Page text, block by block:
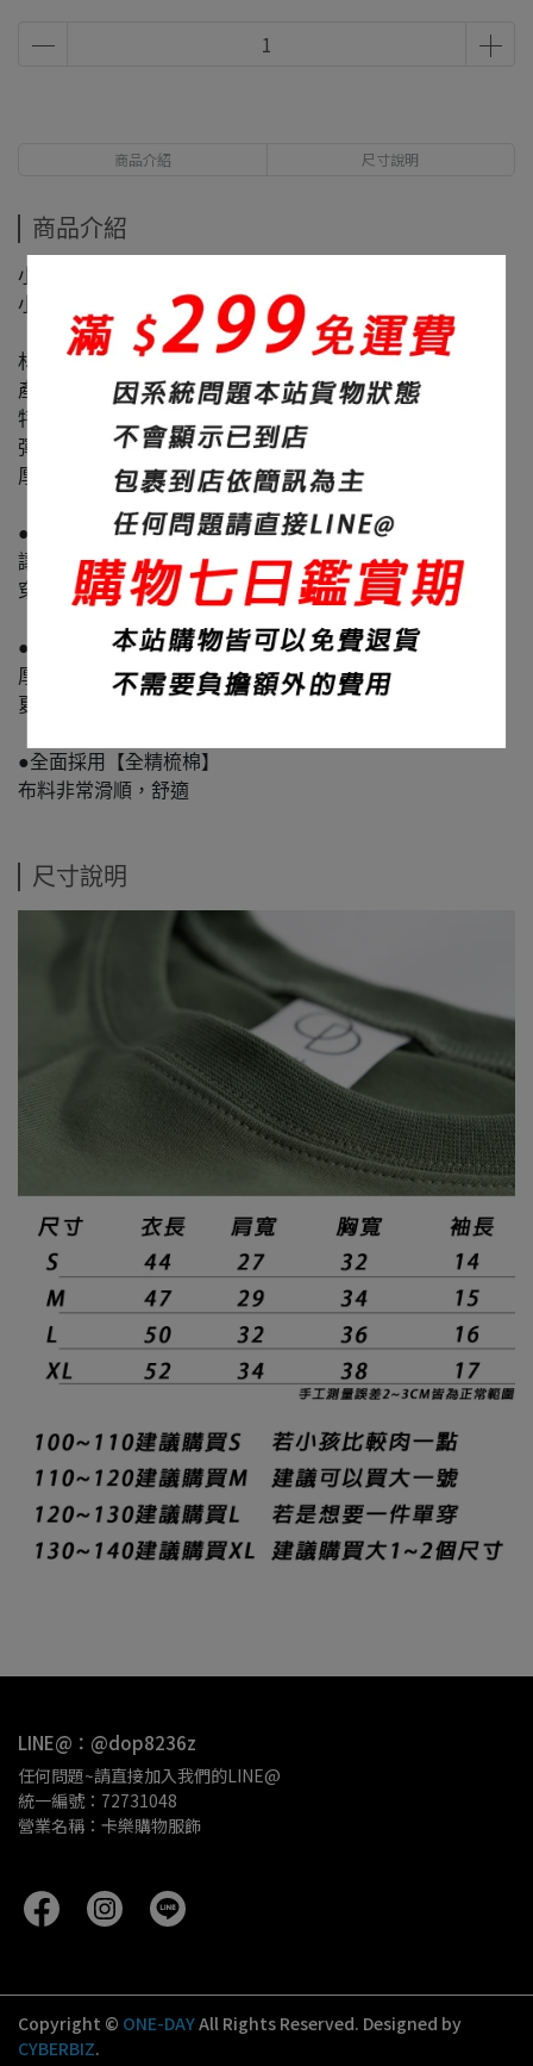
商品介紹 尺寸說明
商品介紹
小男生125CM 穿L小寬鬆
小女生105CM 穿M大寬鬆
材質：60%棉+40%聚酯纖維
產地：台灣
特色：修身、面料滑順
彈性：微
厚度：320碼重
●本款螺紋採用超重磅螺紋 碼重500G
讓整件衣服質感加倍
穿起來就是挺!! 彈性就是強!!
●大身布料採用20支紗線
厚度適中,不透不悶
夏天不會因為太厚而悶熱
●全面採用【全精梳棉】
布料非常滑順，舒適
尺寸說明
LINE@：@dop8236z
任何問題~請直接加入我們的LINE@
統一編號：72731048
營業名稱：卡樂購物服飾
Copyright © ONE-DAYAll Rights Reserved. Designed by
CYBERBIZ.